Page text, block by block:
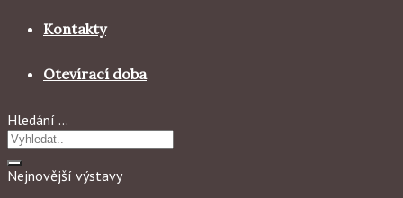
Kontakty
Otevírací doba
Hledání …
Nejnovější výstavy